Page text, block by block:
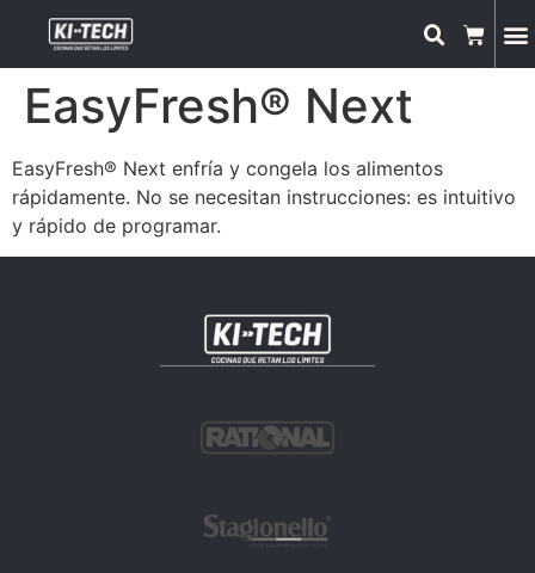
EasyFresh® Next
EasyFresh® Next enfría y congela los alimentos
rápidamente. No se necesitan instrucciones: es intuitivo
y rápido de programar.